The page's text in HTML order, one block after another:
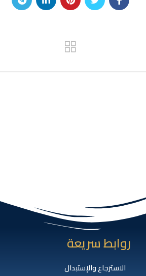
روابط سريعة
الاسترجاع والإستبدال